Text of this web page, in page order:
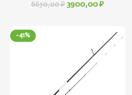
6630,00₽ 3900,00₽
-41%